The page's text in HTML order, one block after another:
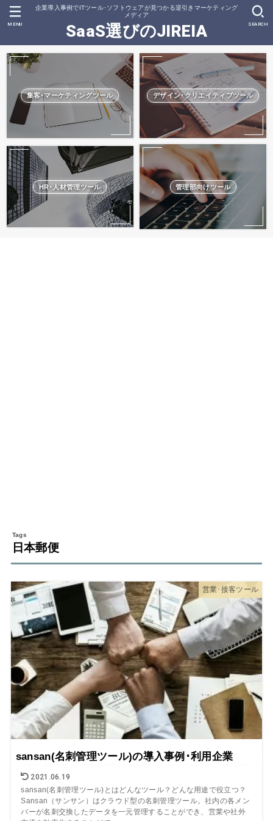
企業導入事例でITツール･ソフトウェアが見つかる逆引きマーケティング
メディア
SaaS選びのJIREIA SEARCH
MENU
集客･マーケティングツール デザイン･クリエイティブツール
HR･人材管理ツール 管理部向けツール
日本郵便
営業･接客ツール
sansan(名刺管理ツール)の導入事例･利用企業
2021.06.19
sansan(名刺管理ツール)とはどんなツール？どんな用途で役立つ？
Sansan（サンサン）はクラウド型の名刺管理ツール。社内の各メン
バーが名刺交換したデータを一元管理することができ、営業や社外